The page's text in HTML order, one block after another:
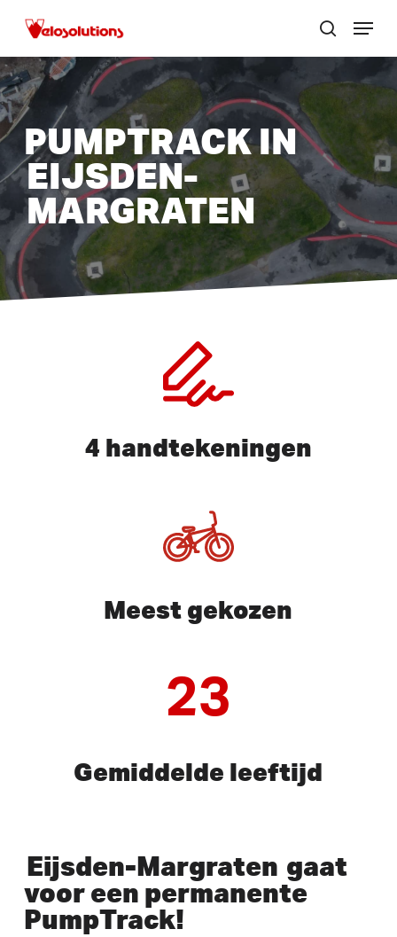
main
content
zoek
Menu
PUMPTRACK IN
EIJSDEN-
MARGRATEN
4 handtekeningen
Meest gekozen
23
Gemiddelde leeftijd
Eijsden-Margraten gaat
voor een permanente
PumpTrack!
Menu